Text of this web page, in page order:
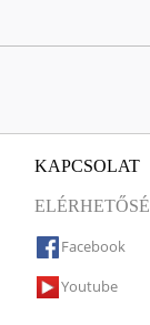
KAPCSOLAT
Facebook
Youtube